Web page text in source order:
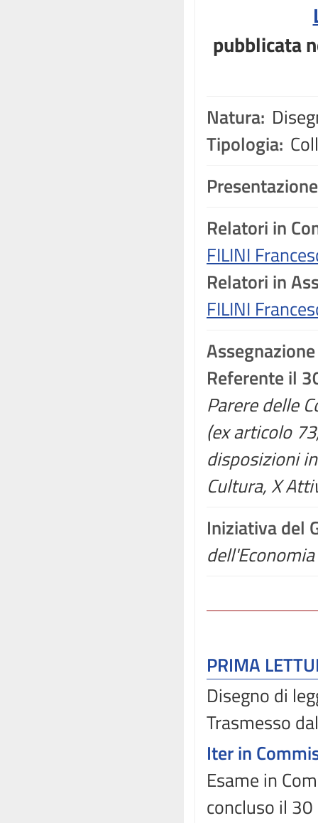
pubblicata
Natura:
Tipologia:
Relatori in
FILINI
Relatori in
FILINI
Assegnazione
Referente il
Parere delle
(ex articolo
disposizioni
Cultura, X
Iniziativa del
PRIMA
Disegno di
Trasmesso
Iter in
Esame in
concluso il